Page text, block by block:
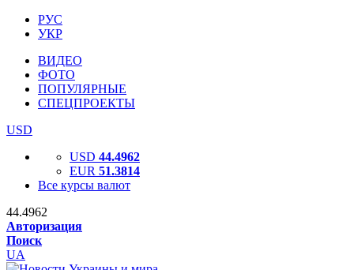
РУС
УКР
ВИДЕО
ФОТО
ПОПУЛЯРНЫЕ
СПЕЦПРОЕКТЫ
USD
USD 44.4962
EUR 51.3814
Все курсы валют
44.4962
Авторизация
Поиск
UA